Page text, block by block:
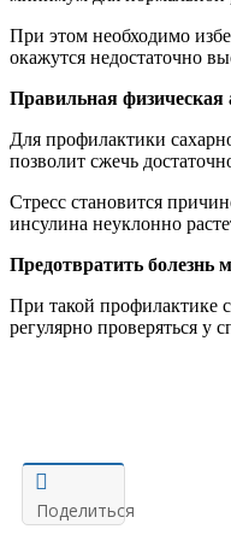
При этом необходимо
окажутся недостаточно
Правильная физическая
Для профилактики
позволит сжечь
Стресс становится
инсулина неуклонно
Предотвратить болезнь
При такой профилактике
регулярно проверяться у
Поделиться